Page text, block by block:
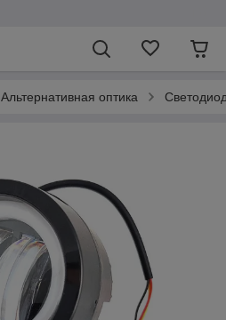
Альтернативная оптика